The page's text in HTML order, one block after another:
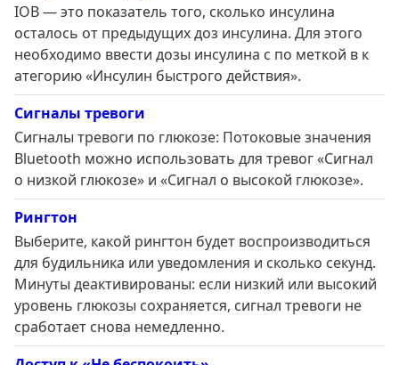
IOB — это показатель того, сколько инсулина
осталось от предыдущих доз инсулина. Для этого
необходимо ввести дозы инсулина с по меткой в к
атегорию «Инсулин быстрого действия».
Сигналы тревоги
Сигналы тревоги по глюкозе: Потоковые значения
Bluetooth можно использовать для тревог «Сигнал
о низкой глюкозе» и «Сигнал о высокой глюкозе».
Рингтон
Выберите, какой рингтон будет воспроизводиться
для будильника или уведомления и сколько секунд.
Минуты деактивированы: если низкий или высокий
уровень глюкозы сохраняется, сигнал тревоги не
сработает снова немедленно.